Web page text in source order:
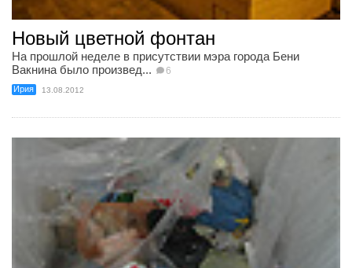
Новый цветной фонтан
На прошлой неделе в присутствии мэра города Бени
Вакнина было произвед...
6
Ирия 13.08.2012